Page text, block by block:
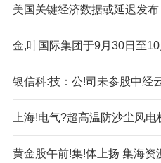
美国关键经济数据或延迟发布
金,叶国际集团于9月30日至
银信科:技：公!司未参股中经
上海!电气?超高温防沙尘风
黄金股午前!集!体上扬 集海